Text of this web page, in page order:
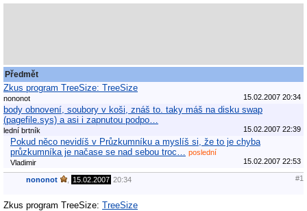
Předmět
Zkus program TreeSize: TreeSize
nononot 15.02.2007 20:34
body obnovení, soubory v koši, znáš to. taky máš na disku swap
(pagefile.sys) a asi i zapnutou podpo…
lední brtník 15.02.2007 22:39
Pokud něco nevidíš v Průzkumníku a myslíš si, že to je chyba
průzkumníka je načase se nad sebou troc…
poslední
Vladimir
15.02.2007 22:53
nononot 15.02.2007 20:34 #1
Zkus program TreeSize: TreeSize